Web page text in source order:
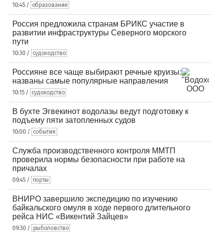
10:45 / образование
Россия предложила странам БРИКС участие в
развитии инфраструктуры Северного морского
пути
10:30 / судоходство
Россияне все чаще выбирают речные круизы:
названы самые популярные направления
10:15 / судоходство
В бухте Эгвекинот водолазы ведут подготовку к
подъему пяти затопленных судов
10:00 / события
Служба производственного контроля ММТП
проверила нормы безопасности при работе на
причалах
09:45 / порты
ВНИРО завершило экспедицию по изучению
байкальского омуля в ходе первого длительного
рейса НИС «Викентий Зайцев»
09:30 / рыболовство